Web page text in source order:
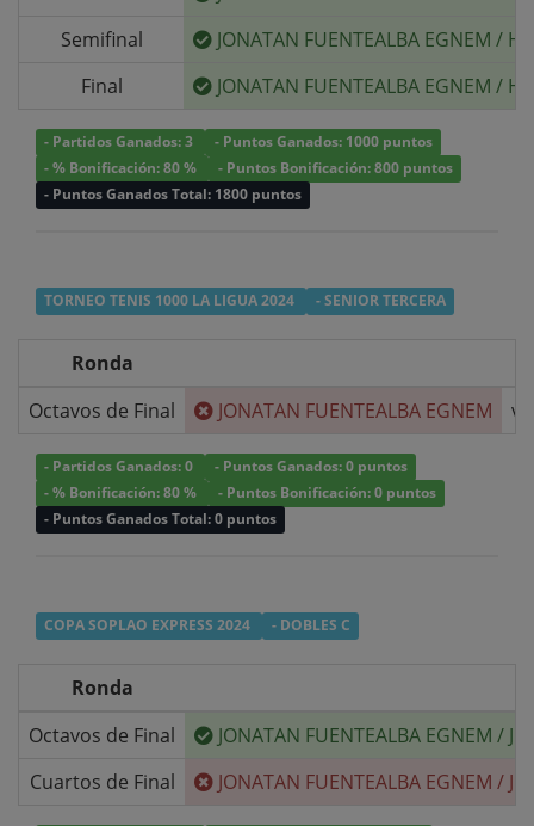
Semifinal
JONATAN FUENTEALBA EGNEM /
Final
JONATAN FUENTEALBA EGNEM /
- Partidos Ganados: 3
- Puntos Ganados: 1000 puntos
- % Bonificación: 80 %
- Puntos Bonificación: 800 puntos
- Puntos Ganados Total: 1800 puntos
TORNEO TENIS 1000 LA LIGUA 2024 - SENIOR TERCERA
Ronda
Octavos de Final
JONATAN FUENTEALBA EGNEM v/
- Partidos Ganados: 0
- Puntos Ganados: 0 puntos
- % Bonificación: 80 %
- Puntos Bonificación: 0 puntos
- Puntos Ganados Total: 0 puntos
COPA SOPLAO EXPRESS 2024 - DOBLES C
Ronda
Octavos de Final
JONATAN FUENTEALBA EGNEM /
Cuartos de Final
JONATAN FUENTEALBA EGNEM /